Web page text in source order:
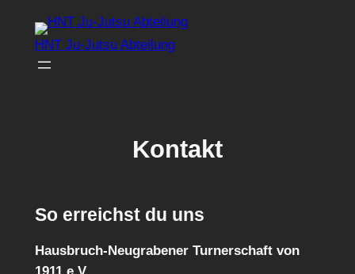
Inhalt
HNT Ju-Jutsu Abteilung
Kontakt
So erreichst du uns
Hausbruch-Neugrabener Turnerschaft von